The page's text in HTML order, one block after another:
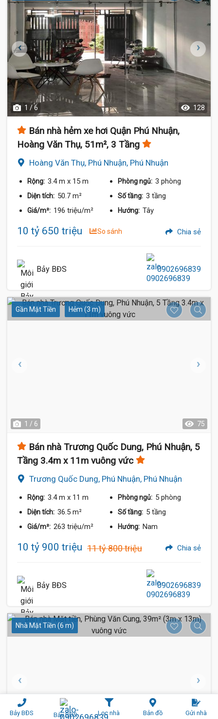
Bảy BĐS Bảy BĐS Lọc nhà Bản đồ Gửi nhà
1 / 6 128
Bán nhà hẻm xe hơi Quận Phú Nhuận,
Hoàng Văn Thụ, 51m², 3 Tầng
Hoàng Văn Thụ, Phú Nhuận, Phú Nhuận
Rộng: 3.4 m x 15 m Phòng ngủ: 3 phòng
Diện tích: 50.7 m² Số tầng: 3 tầng
Giá/m²: 196 triệu/m² Hướng: Tây
10 tỷ 650 triệu So sánh Chia sẻ
Bảy BĐS 0902696839
Gần Mặt Tiền Hẻm (3 m)
1 / 6 75
Bán nhà Trương Quốc Dung, Phú Nhuận, 5
Tầng 3.4m x 11m vuông vức
Trương Quốc Dung, Phú Nhuận, Phú Nhuận
Rộng: 3.4 m x 11 m Phòng ngủ: 5 phòng
Diện tích: 36.5 m² Số tầng: 5 tầng
Giá/m²: 263 triệu/m² Hướng: Nam
10 tỷ 900 triệu 11 tỷ 800 triệu Chia sẻ
Bảy BĐS 0902696839
Nhà Mặt Tiền (6 m)